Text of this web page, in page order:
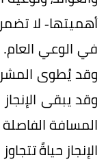
أهميتها- لا
في الوعي العام.
وقد يُطوى
وقد يبقى
المسافة
الإنجاز حياةً